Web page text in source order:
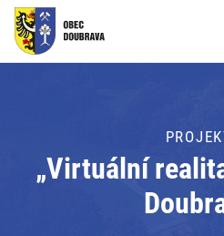
OBECNÍ
PRO
Formuláře
„Virtuální